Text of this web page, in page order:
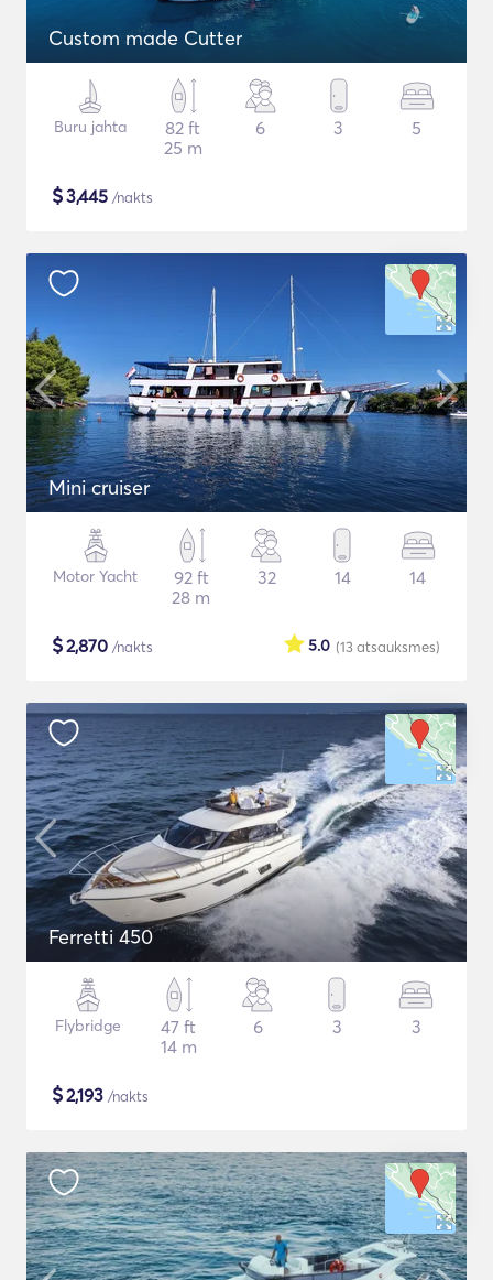
Custom made Cutter
Buru jahta
82 ft
25 m
6 3 5
$3,445 /nakts
Mini cruiser
Motor Yacht
92 ft
28 m
32 14 14
$2,870 /nakts (13atsauksmes)
5.0
Ferretti 450
Flybridge
47 ft
14 m
6 3 3
$2,193 /nakts